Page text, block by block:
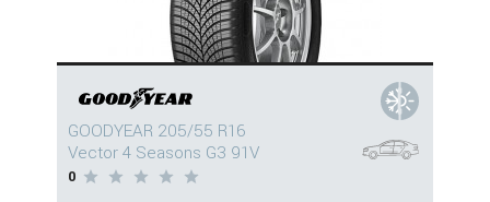
GOODYEAR 205/55 R16
Vector 4 Seasons G3 91V
0